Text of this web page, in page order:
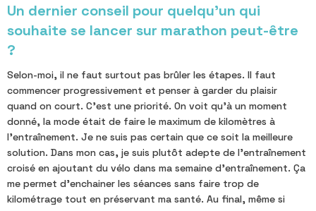
Un dernier conseil pour quelqu'un qui
souhaite se lancer sur marathon peut-être
?
Selon-moi, il ne faut surtout pas brûler les étapes. Il faut
commencer progressivement et penser à garder du plaisir
quand on court. C'est une priorité. On voit qu'à un moment
donné, la mode était de faire le maximum de kilomètres à
l'entraînement. Je ne suis pas certain que ce soit la meilleure
solution. Dans mon cas, je suis plutôt adepte de l'entraînement
croisé en ajoutant du vélo dans ma semaine d'entraînement. Ça
me permet d'enchainer les séances sans faire trop de
kilométrage tout en préservant ma santé. Au final, même si